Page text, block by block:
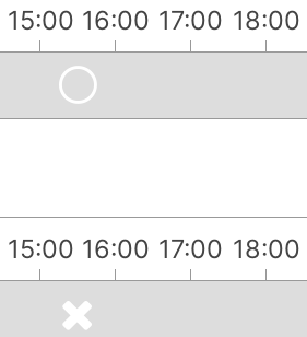
15:00 16:00 17:00 18:00
15:00 16:00 17:00 18:00